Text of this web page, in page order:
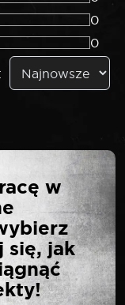
0
0
700 G”
w
się, jak